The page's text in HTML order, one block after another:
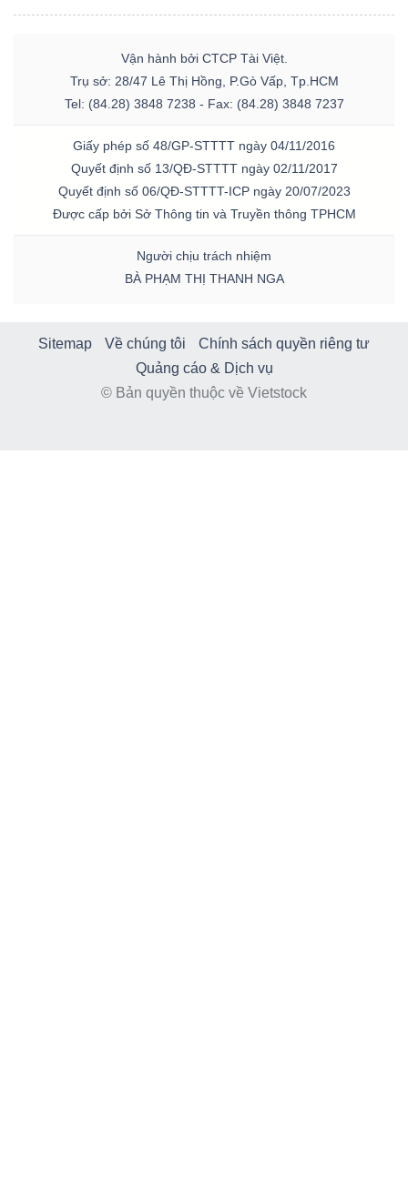
Vận hành bởi CTCP Tài Việt.
Trụ sở: 28/47 Lê Thị Hồng, P.Gò Vấp, Tp.HCM
Tel: (84.28) 3848 7238 - Fax: (84.28) 3848 7237
Giấy phép số 48/GP-STTTT ngày 04/11/2016
Quyết định số 13/QĐ-STTTT ngày 02/11/2017
Quyết định số 06/QĐ-STTTT-ICP ngày 20/07/2023
Được cấp bởi Sở Thông tin và Truyền thông TPHCM
Người chịu trách nhiệm
BÀ PHẠM THỊ THANH NGA
Sitemap Về chúng tôi
Chính sách quyền riêng tư
Quảng cáo & Dịch vụ
© Bản quyền thuộc về Vietstock